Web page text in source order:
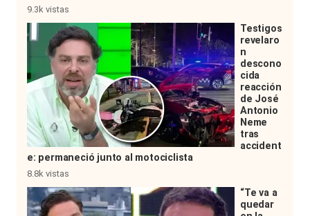
9.3k vistas
Testigos
revelaro
n
descono
cida
reacción
de José
Antonio
Neme
tras
accident
e: permaneció junto al motociclista
8.8k vistas
“Te va a
quedar